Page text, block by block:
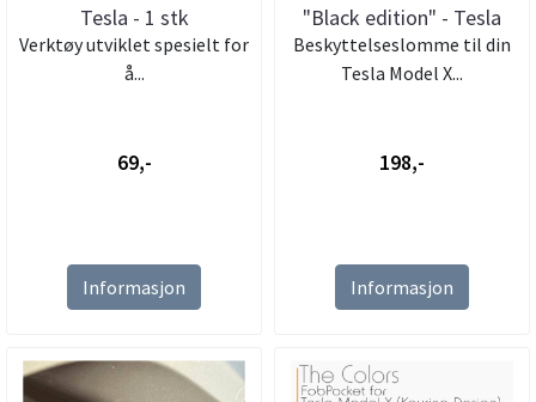
Tesla - 1 stk
Verktøy utviklet spesielt for
å...
69,-
Informasjon
"Black edition" - Tesla
Mod...
Beskyttelseslomme til din
Tesla Model X...
198,-
Informasjon